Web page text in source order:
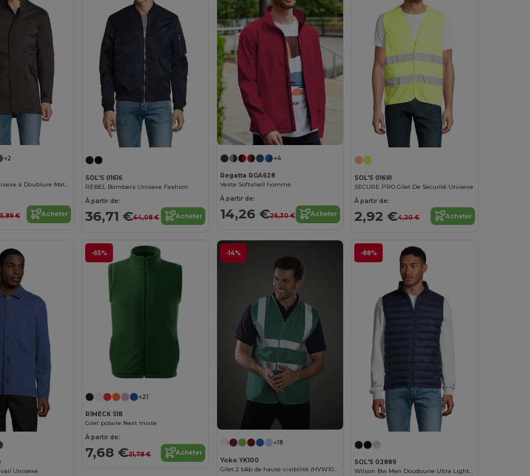
+2
Robyn Parka Unisexe à Doublure Matelassée
€ Acheter
SOL'S 01616
REBEL Bombers Unisexe Fashion
À partir de:
36,71 €64,08 € Acheter
+4
Regatta RGA628
Veste Softshell homme
À partir de:
14,26 €26,30 € Acheter
SOL'S 01691
SECURE PRO Gilet De Securité Unisexe
À partir de:
2,92 €4,20 € Acheter
Unisexe
-65%
+21
RIMECK 518
Gilet polaire Next mixte
À partir de:
7,68 €21,78 € Acheter
-14%
+18
Yoko YK100
Gilet 2 b&b de haute visibilité (HVW100CH)
-88%
SOL'S 02889
Wilson Bw Men Doudoune Ultra Light Sans Manches Homme